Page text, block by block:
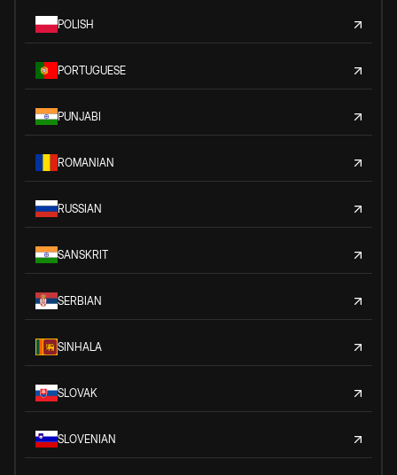
POLISH
PORTUGUESE
PUNJABI
ROMANIAN
RUSSIAN
SANSKRIT
SERBIAN
SINHALA
SLOVAK
SLOVENIAN